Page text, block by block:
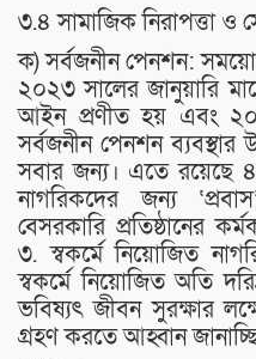
৩.৪ সামাজিক নিরাপত্তা ও
ক) সর্বজনীন পেনশন:
২০২৩ সালের জানুয়ারি
আইন প্রণীত হয় এবং
সর্বজনীন পেনশন
সবার জন্য। এতে রয়েছে
নাগরিকদের জন্য
বেসরকারি প্রতিষ্ঠানের
৩. স্বকর্মে নিয়োজিত
স্বকর্মে নিয়োজিত অতি
ভবিষ্যৎ জীবন সুরক্ষার
গ্রহণ করতে আহ্বান